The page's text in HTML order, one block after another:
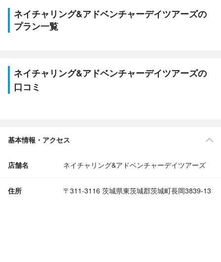
ネイチャリング&アドベンチャーデイツアーズの
プラン一覧
ネイチャリング&アドベンチャーデイツアーズの
口コミ
基本情報・アクセス
店舗名 ネイチャリング&アドベンチャーデイツアーズ
住所 〒311-3116 茨城県東茨城郡茨城町長岡3839-13